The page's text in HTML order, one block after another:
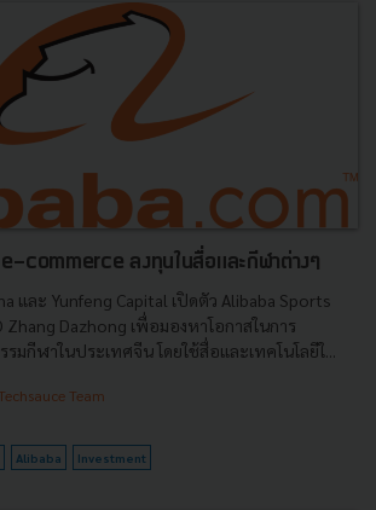
commerce ลงทุนในสื่อและกีฬาต่างๆ
และ Yunfeng Capital เปิดตัว Alibaba Sports
Zhang Dazhong เพื่อมองหาโอกาสในการ
มกีฬาในประเทศจีน โดยใช้สื่อและเทคโนโลยีใ...
Techsauce Team
Alibaba Investment